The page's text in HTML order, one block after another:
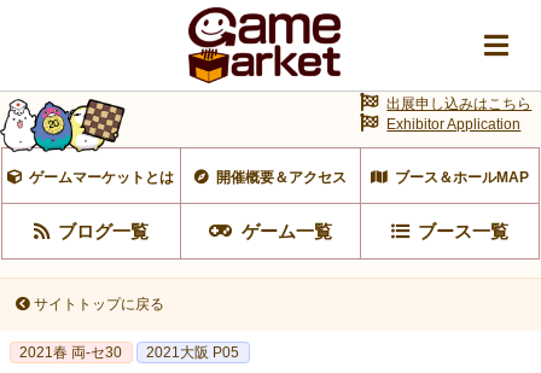
ゲームマーケットとは 開催概要＆アクセス ブース＆ホールMAP
ブログ一覧 ゲーム一覧 ブース一覧
出展申し込みはこちら
Exhibitor Application
サイトトップに戻る
2021春 両-セ30 2021大阪 P05